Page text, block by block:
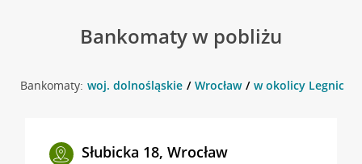
Bankomaty w pobliżu
Bankomaty: woj. dolnośląskie Wrocław w okolicy Legnicka
Słubicka 18, Wrocław